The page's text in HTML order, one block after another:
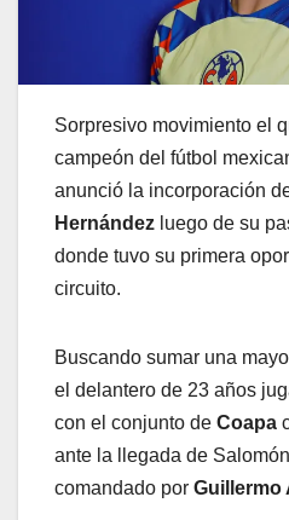
Sorpresivo movimiento el
campeón del fútbol
anunció la incorporación
Hernández luego de su
donde tuvo su primera
circuito.
Buscando sumar una
el delantero de 23 años
con el conjunto de Coapa
ante la llegada de
comandado por Guillermo